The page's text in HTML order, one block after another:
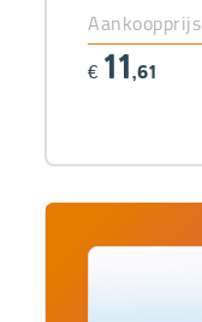
Aankoopprijs
€ 11,61